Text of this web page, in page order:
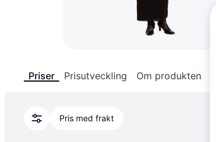
Priser Prisutveckling Om produkten
Pris med frakt